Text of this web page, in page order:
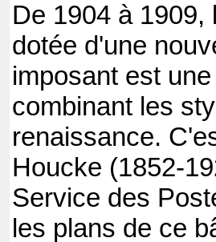
De 1904 à 1909,
dotée d'une
imposant est
combinant les
renaissance.
Houcke (1852-
Service des
les plans de ce